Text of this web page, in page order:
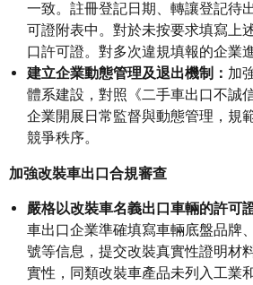
一致。註冊登記日期、轉讓登記待
可證附表中。對於未按要求填寫上
口許可證。對多次違規填報的企業
建立企業動態管理及退出機制： 加
體系建設，對照《二手車出口不誠
企業開展日常監督與動態管理，規
競爭秩序。
加強改裝車出口合規審查
嚴格以改裝車名義出口車輛的許可
車出口企業準確填寫車輛底盤品牌
號等信息，提交改裝真實性證明材
實性，同類改裝車產品未列入工業